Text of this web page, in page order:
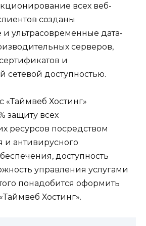
всех веб-
созданы
ультрасовременные дата-
серверов,
и
сетевой доступностью.
«Таймвеб Хостинг»
защиту всех
ресурсов посредством
и антивирусного
доступность
управления услугами
понадобится оформить
Хостинг».